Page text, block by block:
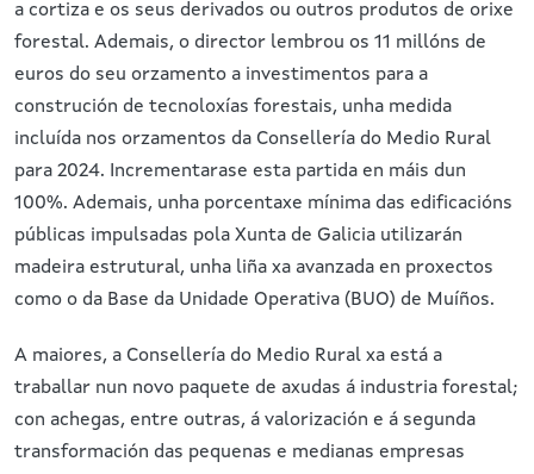
a cortiza e os seus derivados ou outros produtos de orixe
forestal. Ademais, o director lembrou os 11 millóns de
euros do seu orzamento a investimentos para a
construción de tecnoloxías forestais, unha medida
incluída nos orzamentos da Consellería do Medio Rural
para 2024. Incrementarase esta partida en máis dun
100%. Ademais, unha porcentaxe mínima das edificacións
públicas impulsadas pola Xunta de Galicia utilizarán
madeira estrutural, unha liña xa avanzada en proxectos
como o da Base da Unidade Operativa (BUO) de Muíños.
A maiores, a Consellería do Medio Rural xa está a
traballar nun novo paquete de axudas á industria forestal;
con achegas, entre outras, á valorización e á segunda
transformación das pequenas e medianas empresas